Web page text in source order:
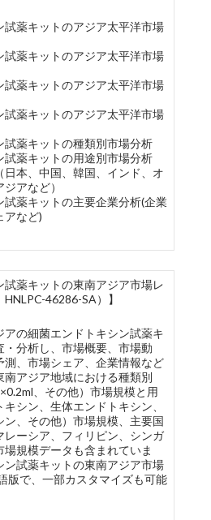
試薬キットのアジア太平洋市場
試薬キットのアジア太平洋市場
試薬キットのアジア太平洋市場
試薬キットのアジア太平洋市場
試薬キットの種類別市場分析
試薬キットの用途別市場分析
日本、中国、韓国、インド、オ
アなど）
試薬キットの主要企業分析(企業
アなど)
試薬キットの東南アジア市場レ
46286-SA）】
の細菌エンドトキシン試薬キ
・分析し、市場概要、市場動
測、市場シェア、企業情報など
南アジア地域における種類別
、その他）市場規模と用
シン、生体エンドトキシン、
、その他）市場規模、主要国
レーシア、フィリピン、シンガ
規模データも含まれていま
ン試薬キットの東南アジア市場
版で、一部カスタマイズも可能